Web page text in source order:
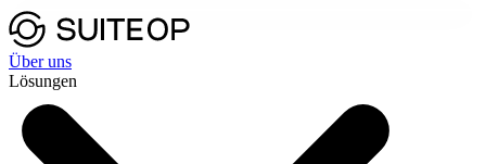
Über uns
Lösungen